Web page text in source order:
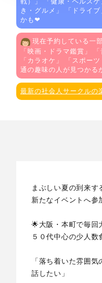
き・グルメ 」 「 ドライブ
かも❤
現在予約している一
「映画・ドラマ鑑賞 」 「
「 カラオケ 」 「 スポーツ
通の趣味の人が見つかる
最新の社会人サークルの
まぶしい夏の到来す
新たなイベントへ参
🌟大阪・本町で毎回
５０代中心の少人数
「落ち着いた雰囲
話したい」